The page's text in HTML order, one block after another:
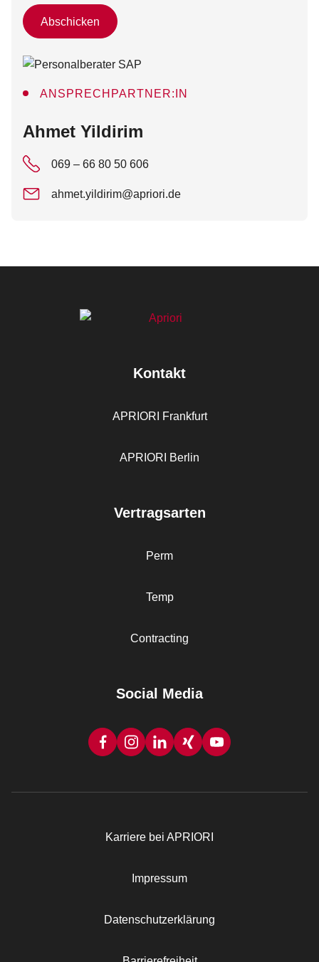
Abschicken
ANSPRECHPARTNER:IN
:
Ahmet Yildirim
069 – 66 80 50 606
ahmet.yildirim@apriori.de
Kontakt
APRIORI Frankfurt
APRIORI Berlin
Vertragsarten
Perm
Temp
Contracting
Social Media
Karriere bei APRIORI
Impressum
Datenschutzerklärung